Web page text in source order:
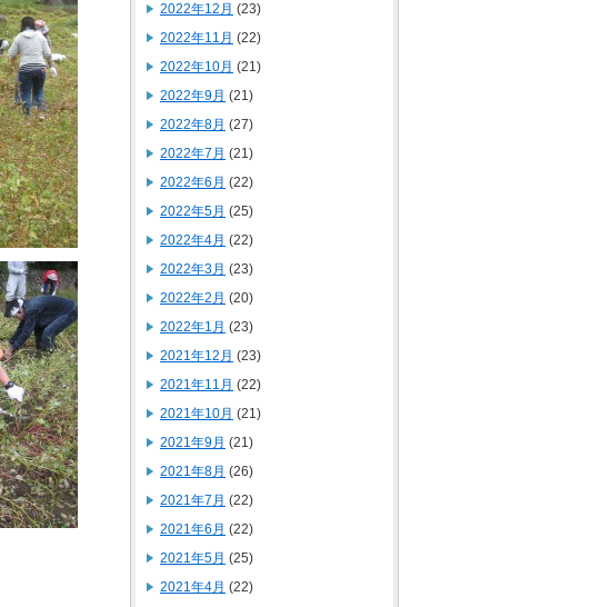
2022年12月 (23)
2022年11月 (22)
2022年10月 (21)
2022年9月 (21)
2022年8月 (27)
2022年7月 (21)
2022年6月 (22)
2022年5月 (25)
2022年4月 (22)
2022年3月 (23)
2022年2月 (20)
2022年1月 (23)
2021年12月 (23)
2021年11月 (22)
2021年10月 (21)
2021年9月 (21)
2021年8月 (26)
2021年7月 (22)
2021年6月 (22)
2021年5月 (25)
2021年4月 (22)